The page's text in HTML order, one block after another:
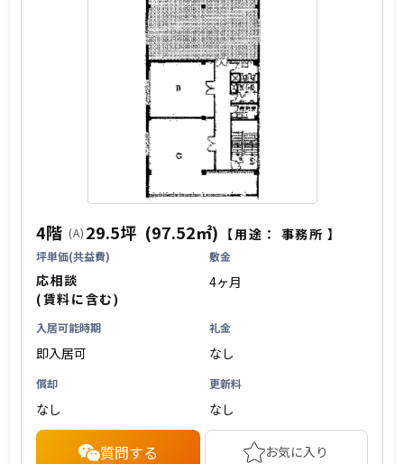
4階 (A) 29.5坪 (97.52㎡) 【用途： 事務所 】
坪単価(共益費)
応相談
(賃料に含む)
敷金
4ヶ月
入居可能時期
即入居可
礼金
なし
償却
なし
更新料
なし
質問する お気に入り